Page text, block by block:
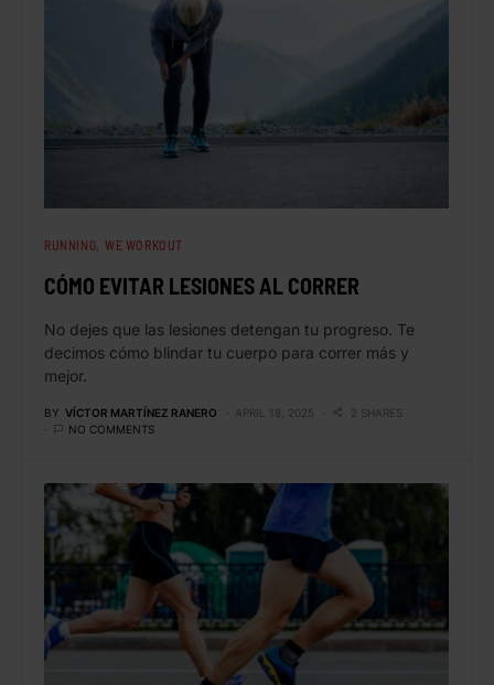
RUNNING WE WORKOUT
CÓMO EVITAR LESIONES AL CORRER
No dejes que las lesiones detengan tu progreso. Te
decimos cómo blindar tu cuerpo para correr más y
mejor.
BY VÍCTOR MARTÍNEZ RANERO APRIL 18, 2025
2 SHARES
NO COMMENTS